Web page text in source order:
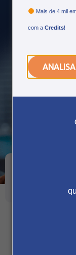
Mais de 4 mil
com a Credits!